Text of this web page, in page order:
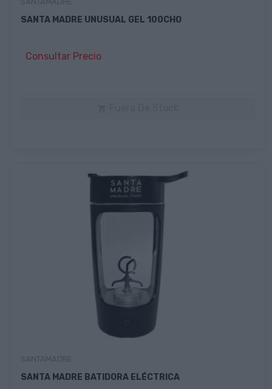
SANTA MADRE UNUSUAL GEL 100CHO
Consultar Precio
SANTA MADRE BATIDORA ELÉCTRICA